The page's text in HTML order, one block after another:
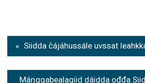
o
Siidda čájáhussále uvssat
Máŋggabealagiid dáidda ođđa